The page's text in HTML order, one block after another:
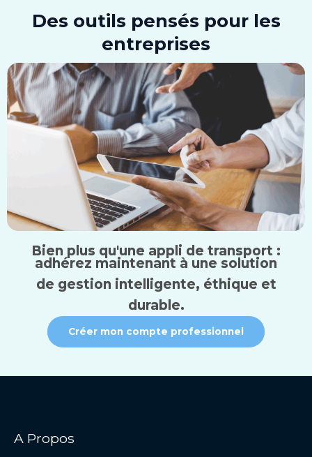
Des outils pensés pour les
entreprises
Bien plus qu'une appli de transport :
adhérez maintenant à une solution
de gestion intelligente, éthique et
durable.
Créer mon compte professionnel
A Propos